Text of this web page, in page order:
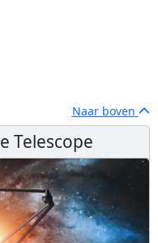
Naar boven
Telescope